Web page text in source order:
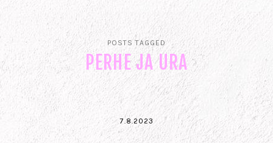
POSTS TAGGED
PERHE JA URA
7.8.2023